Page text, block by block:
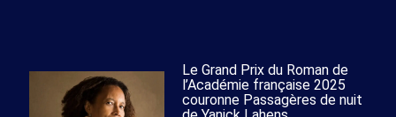
Le Grand Prix du Roman de
l’Académie française 2025
couronne Passagères de nuit